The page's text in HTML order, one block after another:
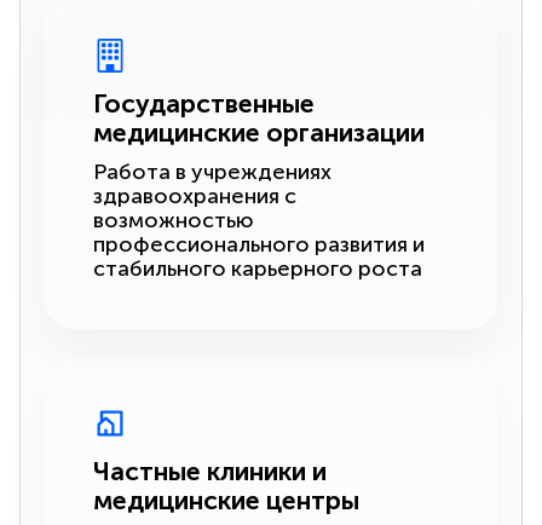
Государственные
медицинские организации
Работа в учреждениях
здравоохранения с
возможностью
профессионального развития и
стабильного карьерного роста
Частные клиники и
медицинские центры